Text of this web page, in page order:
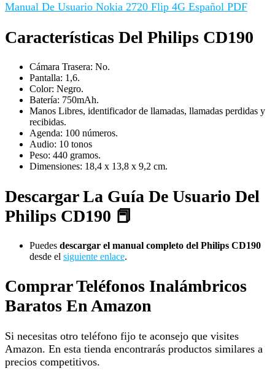
Manual De Usuario Nokia 2720 Flip 4G Español PDF
Características Del Philips CD190
Cámara Trasera: No.
Pantalla: 1,6.
Color: Negro.
Batería: 750mAh.
Manos Libres, identificador de llamadas, llamadas perdidas y
recibidas.
Agenda: 100 números.
Audio: 10 tonos
Peso: 440 gramos.
Dimensiones: 18,4 x 13,8 x 9,2 cm.
Descargar La Guía De Usuario Del
Philips CD190 📕
Puedes descargar el manual completo del Philips CD190
desde el siguiente enlace.
Comprar Teléfonos Inalámbricos
Baratos En Amazon
Si necesitas otro teléfono fijo te aconsejo que visites
Amazon. En esta tienda encontrarás productos similares a
precios competitivos.